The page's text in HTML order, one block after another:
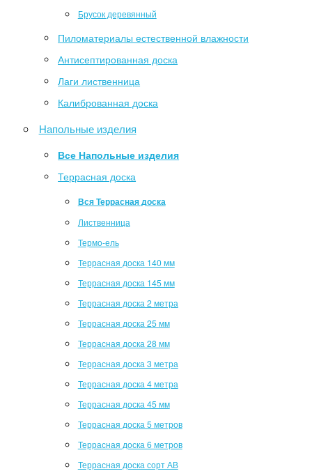
Брусок деревянный
Пиломатериалы естественной влажности
Антисептированная доска
Лаги лиственница
Калиброванная доска
Напольные изделия
Все Напольные изделия
Террасная доска
Вся Террасная доска
Лиственница
Термо-ель
Террасная доска 140 мм
Террасная доска 145 мм
Террасная доска 2 метра
Террасная доска 25 мм
Террасная доска 28 мм
Террасная доска 3 метра
Террасная доска 4 метра
Террасная доска 45 мм
Террасная доска 5 метров
Террасная доска 6 метров
Террасная доска сорт АВ